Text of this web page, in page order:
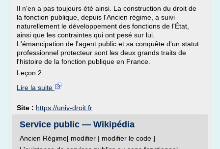
Il n'en a pas toujours été ainsi. La construction du droit de
la fonction publique, depuis l'Ancien régime, a suivi
naturellement le développement des fonctions de l'État,
ainsi que les contraintes qui ont pesé sur lui.
L'émancipation de l'agent public et sa conquête d'un statut
professionnel protecteur sont les deux grands traits de
l'histoire de la fonction publique en France.
Leçon 2...
Lire la suite
Site : https://univ-droit.fr
Service public — Wikipédia
Ancien Régime[ modifier | modifier le code ]